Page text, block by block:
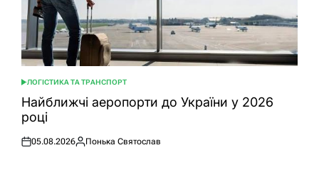
ОПУБЛІКУВАТИ
У
ЛОГІСТИКА ТА ТРАНСПОРТ
Найближчі аеропорти до України у 2026
році
Оприлюднено
05.08.2026
Опубліковано
Понька Святослав